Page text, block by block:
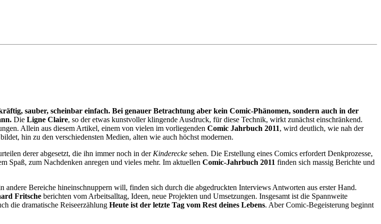
sauber, scheinbar einfach. Bei genauer Betrachtung aber kein Comic-Phänomen, sondern auch in der
Die Ligne Claire, so der etwas kunstvoller klingende Ausdruck, für diese Technik, wirkt zunächst einschränkend.
Allein aus diesem Artikel, einem von vielen im vorliegenden Comic Jahrbuch 2011, wird deutlich, wie nah der
hin zu den verschiedensten Medien, alten wie auch höchst modernen.
derer abgesetzt, die ihn immer noch in der Kinderecke sehen. Die Erstellung eines Comics erfordert Denkprozesse,
Spaß, zum Nachdenken anregen und vieles mehr. Im aktuellen Comic-Jahrbuch 2011 finden sich massig Berichte und
Bereiche hineinschnuppern will, finden sich durch die abgedruckten Interviews Antworten aus erster Hand.
Fritsche berichten vom Arbeitsalltag, Ideen, neue Projekten und Umsetzungen. Insgesamt ist die Spannweite
die dramatische Reiseerzählung Heute ist der letzte Tag vom Rest deines Lebens. Aber Comic-Begeisterung beginnt